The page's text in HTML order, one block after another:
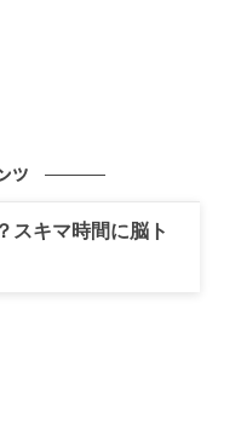
ツ
スキマ時間に脳ト